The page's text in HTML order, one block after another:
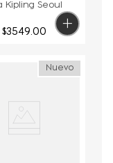
Kipling Seoul
$3549.00
Nuevo